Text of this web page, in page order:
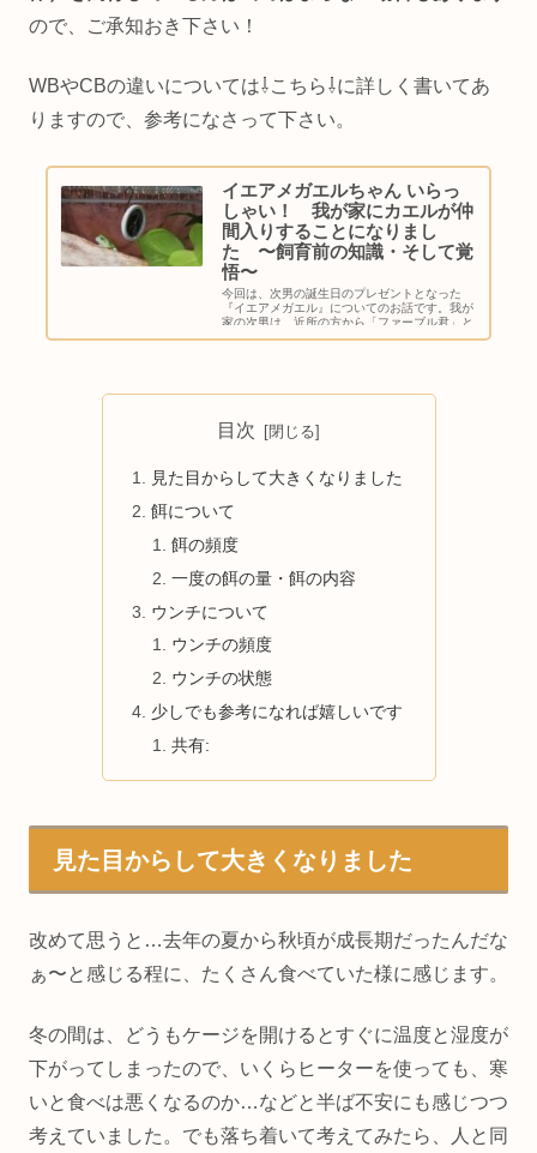
ので、ご承知おき下さい！
WBやCBの違いについては⇩こちら⇩に詳しく書いてあ
りますので、参考になさって下さい。
イエアメガエルちゃん いらっ
しゃい！ 我が家にカエルが仲
間入りすることになりまし
た 〜飼育前の知識・そして覚
悟〜
今回は、次男の誕生日のプレゼントとなった
『イエアメガエル』についてのお話です。我が
家の次男は、近所の方から「ファーブル君」と
言われる程の虫好きです。家の近くに藪や自然
目次
見た目からして大きくなりました
餌について
餌の頻度
一度の餌の量・餌の内容
ウンチについて
ウンチの頻度
ウンチの状態
少しでも参考になれば嬉しいです
共有:
見た目からして大きくなりました
改めて思うと…去年の夏から秋頃が成長期だったんだな
ぁ〜と感じる程に、たくさん食べていた様に感じます。
冬の間は、どうもケージを開けるとすぐに温度と湿度が
下がってしまったので、いくらヒーターを使っても、寒
いと食べは悪くなるのか…などと半ば不安にも感じつつ
考えていました。でも落ち着いて考えてみたら、人と同